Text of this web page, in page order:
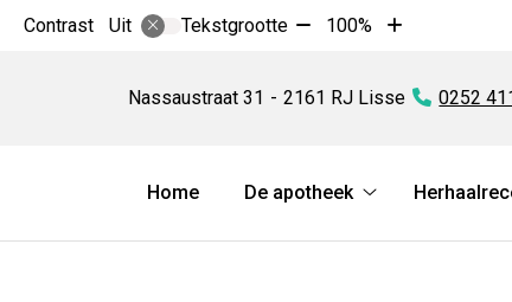
Contrast Uit Tekstgrootte Tekst
10%
100%
Tekst
10%
Nassaustraat 31 2161 RJ Lisse Tel:
0252
Hoofdmenu
Home
De apotheek
apotheek